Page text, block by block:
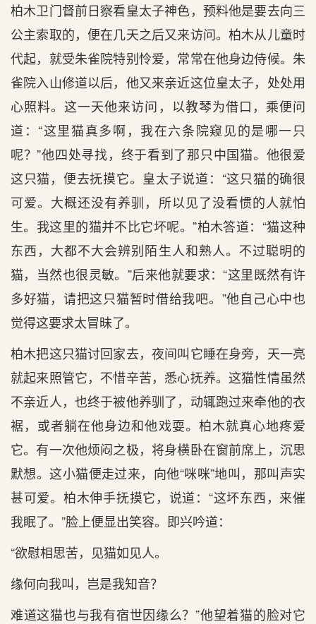
柏木卫门督前日察看皇太子神色，预料他是要去向三
公主索取的，便在几天之后又来访问。柏木从儿童时
代起，就受朱雀院特别怜爱，常常在他身边侍候。朱
雀院入山修道以后，他又来亲近这位皇太子，处处用
心照料。这一天他来访问，以教琴为借口，乘便问
道：“这里猫真多啊，我在六条院窥见的是哪一只
呢？”他四处寻找，终于看到了那只中国猫。他很爱
这只猫，便去抚摸它。皇太子说道：“这只猫的确很
可爱。大概还没有养驯，所以见了没看惯的人就怕
生。我这里的猫并不比它坏呢。”柏木答道：“猫这种
东西，大都不大会辨别陌生人和熟人。不过聪明的
猫，当然也很灵敏。”后来他就要求：“这里既然有许
多好猫，请把这只猫暂时借给我吧。”他自己心中也
觉得这要求太冒昧了。
柏木把这只猫讨回家去，夜间叫它睡在身旁，天一亮
就起来照管它，不惜辛苦，悉心抚养。这猫性情虽然
不亲近人，也终于被他养驯了，动辄跑过来牵他的衣
裾，或者躺在他身边和他戏耍。柏木就真心地疼爱
它。有一次他烦闷之极，将身横卧在窗前席上，沉思
默想。这小猫便走过来，向他“咪咪”地叫，那叫声实
甚可爱。柏木伸手抚摸它，说道：“这坏东西，来催
我眠了。”脸上便显出笑容。即兴吟道：
“欲慰相思苦，见猫如见人。
缘何向我叫，岂是我知音？
难道这猫也与我有宿世因缘么？”他望着猫的脸对它